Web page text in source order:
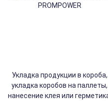
PROMPOWER
Укладка продукции в короба,
укладка коробов на паллеты,
нанесение клея или